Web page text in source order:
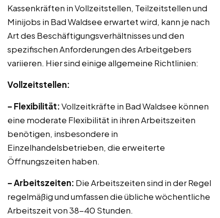
Kassenkräften in Vollzeitstellen, Teilzeitstellen und
Minijobs in Bad Waldsee erwartet wird, kann je nach
Art des Beschäftigungsverhältnisses und den
spezifischen Anforderungen des Arbeitgebers
variieren. Hier sind einige allgemeine Richtlinien:
Vollzeitstellen:
– Flexibilität:Vollzeitkräfte in Bad Waldsee können
eine moderate Flexibilität in ihren Arbeitszeiten
benötigen, insbesondere in
Einzelhandelsbetrieben, die erweiterte
Öffnungszeiten haben.
– Arbeitszeiten: Die Arbeitszeiten sind in der Regel
regelmäßig und umfassen die übliche wöchentliche
Arbeitszeit von 38-40 Stunden.